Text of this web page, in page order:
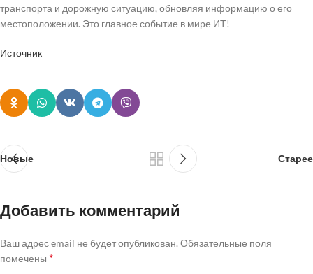
транспорта и дорожную ситуацию, обновляя информацию о его
местоположении. Это главное событие в мире ИТ!
Источник
Новые Старее
Добавить комментарий
Ваш адрес email не будет опубликован. Обязательные поля
помечены *